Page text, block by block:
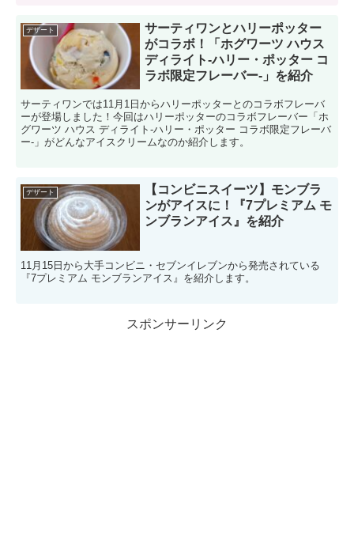
デザート
サーティワンとハリーポッター
がコラボ！「ホグワーツ ハウス
ディライト-ハリー・ポッター コ
ラボ限定フレーバー-」を紹介
サーティワンでは11月1日からハリーポッターとのコラボフレーバ
ーが登場しました！今回はハリーポッターのコラボフレーバー「ホ
グワーツ ハウス ディライト-ハリー・ポッター コラボ限定フレーバ
ー-」がどんなアイスクリームなのか紹介します。
デザート
【コンビニスイーツ】モンブラ
ンがアイスに！『7プレミアム モ
ンブランアイス』を紹介
11月15日から大手コンビニ・セブンイレブンから発売されている
『7プレミアム モンブランアイス』を紹介します。
スポンサーリンク